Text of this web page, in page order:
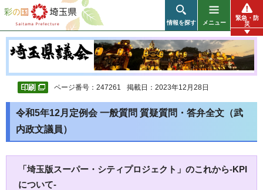
彩の国 埼玉県
情報を探す メニュー
緊急・防
災
ページ番号：247261 掲載日：2023年12月28日
令和5年12月定例会 一般質問 質疑質問・答弁全文（武
内政文議員）
「埼玉版スーパー・シティプロジェクト」のこれから-KPI
について-